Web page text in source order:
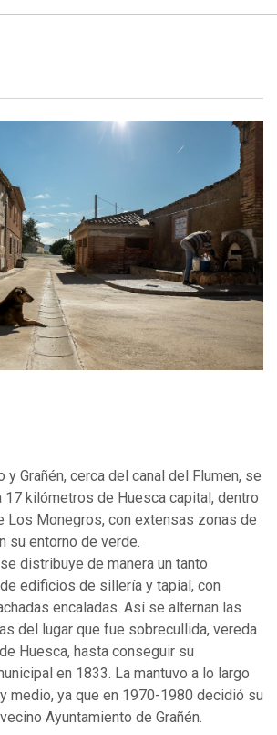
y Grañén, cerca del canal del Flumen, se
17 kilómetros de Huesca capital, dentro
Los Monegros, con extensas zonas de
su entorno de verde.
distribuye de manera un tanto
edificios de sillería y tapial, con
encaladas. Así se alternan las
del lugar que fue sobrecullida, vereda
Huesca, hasta conseguir su
en 1833. La mantuvo a lo largo
medio, ya que en 1970-1980 decidió su
Ayuntamiento de Grañén.